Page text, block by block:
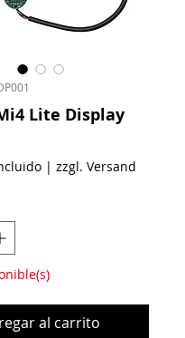
Lite Display
| zzgl. Versand
al carrito